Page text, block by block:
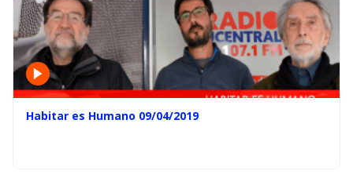
Habitar es Humano 09/04/2019